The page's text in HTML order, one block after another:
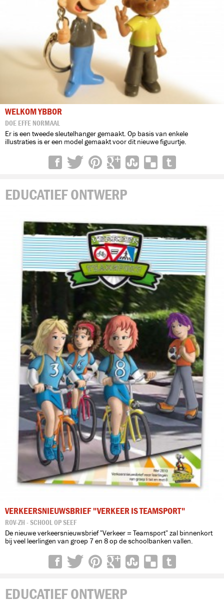
WELKOM YBBOR
DOE EFFE NORMAAL
Er is een tweede sleutelhanger gemaakt. Op basis van enkele
illustraties is er een model gemaakt voor dit nieuwe figuurtje.
EDUCATIEF ONTWERP
VERKEERSNIEUWSBRIEF "VERKEER IS TEAMSPORT"
ROV-ZH - SCHOOL OP SEEF
De nieuwe verkeersnieuwsbrief "Verkeer = Teamsport" zal binnenkort
bij veel leerlingen van groep 7 en 8 op de schoolbanken vallen.
EDUCATIEF ONTWERP